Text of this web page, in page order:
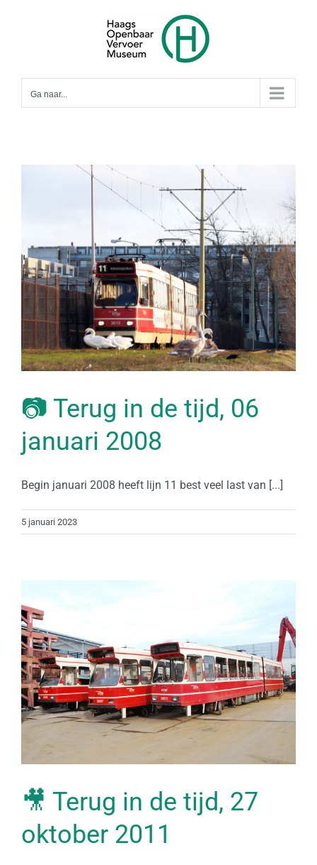
Ga naar...
📷 Terug in de tijd, 06
januari 2008
Begin januari 2008 heeft lijn 11 best veel last van [...]
5 januari 2023
🎥 Terug in de tijd, 27
oktober 2011